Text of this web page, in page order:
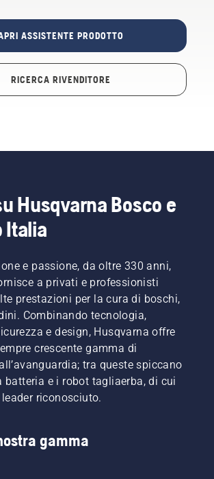
ASSISTENTE PRODOTTO
RICERCA RIVENDITORE
Husqvarna Bosco e
Italia
e passione, da oltre 330 anni,
a privati e professionisti
prestazioni per la cura di boschi,
Combinando tecnologia,
e design, Husqvarna offre
crescente gamma di
tra queste spiccano
batteria e i robot tagliaerba, di cui
riconosciuto.
gamma